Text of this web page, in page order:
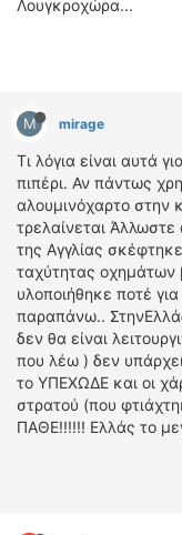
Λουγκροχώρα...
M mirage
Τι λόγια είναι αυτά
πιπέρι. Αν πάντως
αλουμινόχαρτο στην
τρελαίνεται
της Αγγλίας
ταχύτητας οχημάτων
υλοποιήθηκε ποτέ
παραπάνω..
δεν θα είναι
που λέω ) δεν
το ΥΠΕΧΩΔΕ και οι
στρατού (που
ΠΑΘΕ!!!!!! Ελλάς το